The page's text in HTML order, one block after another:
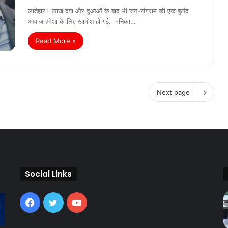
लातेहार। लाख दवा और दुआओं के बाद भी जन-संग्राम की एक बुलंद
आवाज हमेशा के लिए खामोश हो गई. मनिका…
Read More »
Next page
Social Links
Facebook
TwitterYouTube